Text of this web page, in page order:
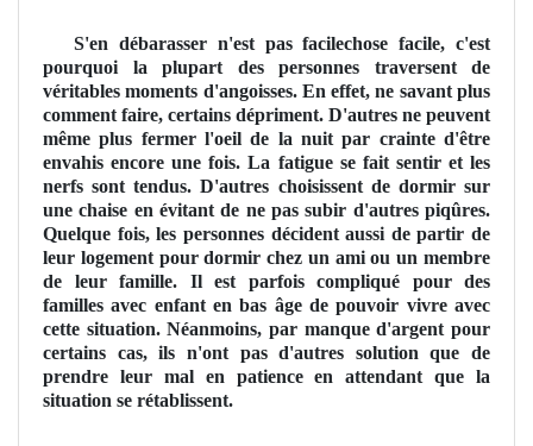
S'en débarasser n'est pas facilechose facile, c'est
pourquoi la plupart des personnes traversent de
véritables moments d'angoisses. En effet, ne savant plus
comment faire, certains dépriment. D'autres ne peuvent
même plus fermer l'oeil de la nuit par crainte d'être
envahis encore une fois. La fatigue se fait sentir et les
nerfs sont tendus. D'autres choisissent de dormir sur
une chaise en évitant de ne pas subir d'autres piqûres.
Quelque fois, les personnes décident aussi de partir de
leur logement pour dormir chez un ami ou un membre
de leur famille. Il est parfois compliqué pour des
familles avec enfant en bas âge de pouvoir vivre avec
cette situation. Néanmoins, par manque d'argent pour
certains cas, ils n'ont pas d'autres solution que de
prendre leur mal en patience en attendant que la
situation se rétablissent.